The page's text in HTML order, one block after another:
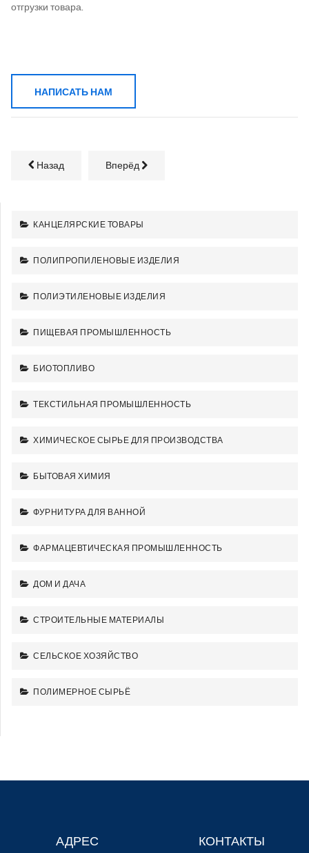
отгрузки товара.
НАПИСАТЬ НАМ
Назад Вперёд
КАНЦЕЛЯРСКИЕ ТОВАРЫ
ПОЛИПРОПИЛЕНОВЫЕ ИЗДЕЛИЯ
ПОЛИЭТИЛЕНОВЫЕ ИЗДЕЛИЯ
ПИЩЕВАЯ ПРОМЫШЛЕННОСТЬ
БИОТОПЛИВО
ТЕКСТИЛЬНАЯ ПРОМЫШЛЕННОСТЬ
ХИМИЧЕСКОЕ СЫРЬЕ ДЛЯ ПРОИЗВОДСТВА
БЫТОВАЯ ХИМИЯ
ФУРНИТУРА ДЛЯ ВАННОЙ
ФАРМАЦЕВТИЧЕСКАЯ ПРОМЫШЛЕННОСТЬ
ДОМ И ДАЧА
СТРОИТЕЛЬНЫЕ МАТЕРИАЛЫ
СЕЛЬСКОЕ ХОЗЯЙСТВО
ПОЛИМЕРНОЕ СЫРЬЁ
АДРЕС КОНТАКТЫ